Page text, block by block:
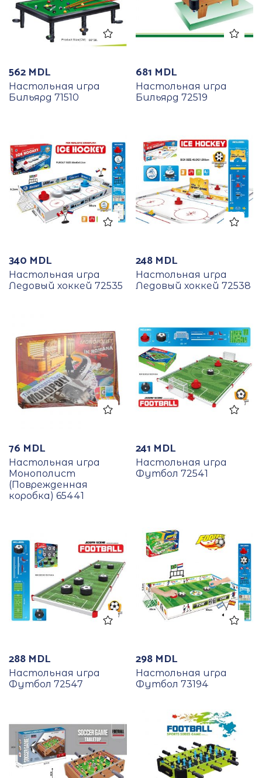
562 MDL
Настольная игра
Бильярд 71510
681 MDL
Настольная игра
Бильярд 72519
340 MDL
Настольная игра
Ледовый хоккей 72535
248 MDL
Настольная игра
Ледовый хоккей 72538
76 MDL
Настольная игра
Монополист
(Поврежденная
коробка) 65441
241 MDL
Настольная игра
Футбол 72541
288 MDL
Настольная игра
Футбол 72547
298 MDL
Настольная игра
Футбол 73194